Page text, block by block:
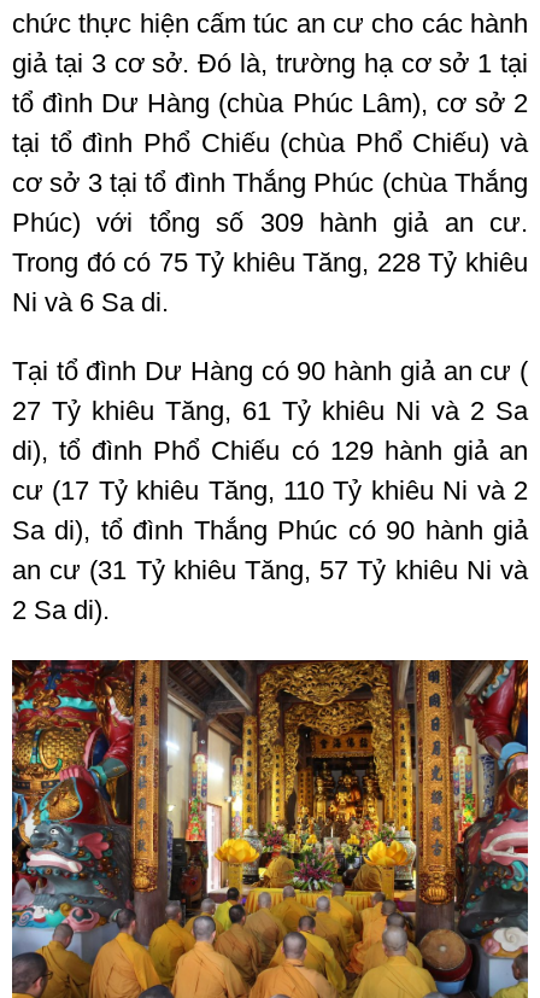
chức thực hiện cấm túc an cư cho các hành
giả tại 3 cơ sở. Đó là, trường hạ cơ sở 1 tại
tổ đình Dư Hàng (chùa Phúc Lâm), cơ sở 2
tại tổ đình Phổ Chiếu (chùa Phổ Chiếu) và
cơ sở 3 tại tổ đình Thắng Phúc (chùa Thắng
Phúc) với tổng số 309 hành giả an cư.
Trong đó có 75 Tỷ khiêu Tăng, 228 Tỷ khiêu
Ni và 6 Sa di.
Tại tổ đình Dư Hàng có 90 hành giả an cư (
27 Tỷ khiêu Tăng, 61 Tỷ khiêu Ni và 2 Sa
di), tổ đình Phổ Chiếu có 129 hành giả an
cư (17 Tỷ khiêu Tăng, 110 Tỷ khiêu Ni và 2
Sa di), tổ đình Thắng Phúc có 90 hành giả
an cư (31 Tỷ khiêu Tăng, 57 Tỷ khiêu Ni và
2 Sa di).